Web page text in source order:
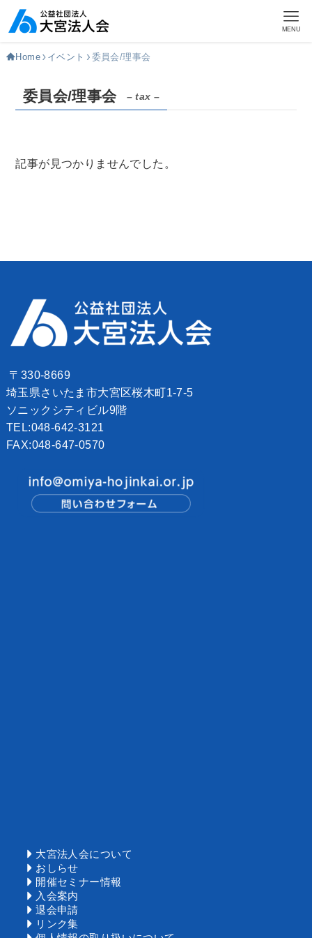
MENU
Home イベント 委員会/理事会
委員会/理事会 – tax –
記事が見つかりませんでした。
〒330-8669
埼玉県さいたま市大宮区桜木町1-7-5
ソニックシティビル9階
TEL:048-642-3121
FAX:048-647-0570
大宮法人会について
おしらせ
開催セミナー情報
入会案内
退会申請
リンク集